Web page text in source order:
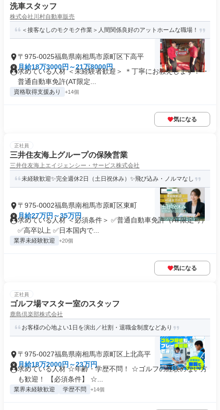
洗車スタッフ
株式会社川村自動車販売
＜接客なしのモクモク作業＞人間関係良好のアットホームな職場！
〒975-0025福島県南相馬市原町区下高平
月給18万3000円～21万8000円
求めている人材 ＜未経験者歓迎＞ ＊丁寧にお教えします！ ・
普通自動車免許(AT限定...
資格取得支援あり +14個
気になる
正社員
三井住友海上グループの保険営業
三井住友海上エイジェンシー・サービス株式会社
未経験歓迎✨完全週休2日（土日祝休み）✨飛び込み・ノルマなし
〒975-0002福島県南相馬市原町区東町
月給27万円～35万円
求めている人材 ＜必須条件＞ ✅普通自動車免許（AT限定可）
✅高卒以上 ✅日本国内で...
業界未経験歓迎 +20個
気になる
正社員
ゴルフ場マスター室のスタッフ
鹿島倶楽部株式会社
お客様の心地よい1日を演出／社割・退職金制度などあり
〒975-0027福島県南相馬市原町区上北高平
月給18万2000円～23万円
求めている人材 ☆年齢・学歴不問！ ☆ゴルフの経験のない方
も歓迎！ 【必須条件】 ☆...
業界未経験歓迎 学歴不問 +14個